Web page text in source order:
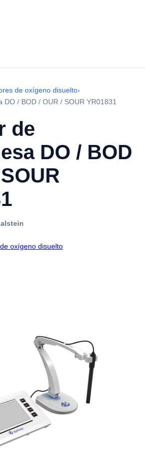
de oxígeno disuelto›
DO / BOD / OUR / SOUR YR01831
de
DO / BOD
oxígeno disuelto